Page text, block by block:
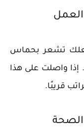
العمل
تشعر بحماس
إذا واصلت على هذا
قريبًا.
الصحة